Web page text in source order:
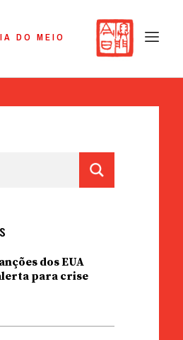
DO MEIO
dos EUA
para crise